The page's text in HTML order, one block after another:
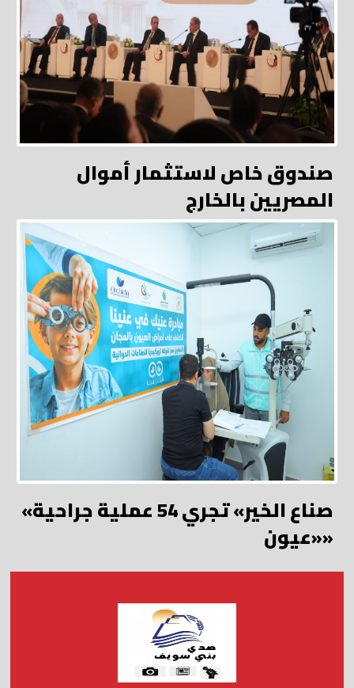
صندوق خاص لاستثمار أموال
المصريين بالخارج
«صناع الخير» تجري 54 عملية جراحية
«عيون»